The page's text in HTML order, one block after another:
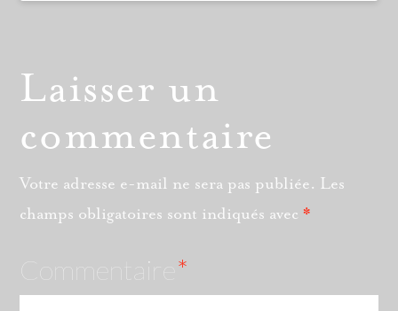
Laisser un
commentaire
Votre adresse e-mail ne sera pas publiée. Les
champs obligatoires sont indiqués avec*
Commentaire*